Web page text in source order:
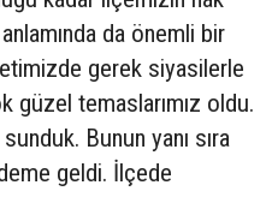
da önemli bir
gerek siyasilerle
güzel temaslarımız oldu.
Bunun yanı sıra
geldi. İlçede